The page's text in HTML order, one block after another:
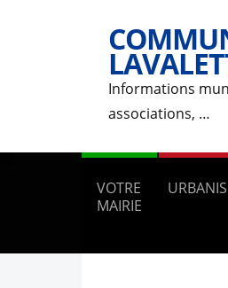
Informations
associations, …
VOTRE
MAIRIE